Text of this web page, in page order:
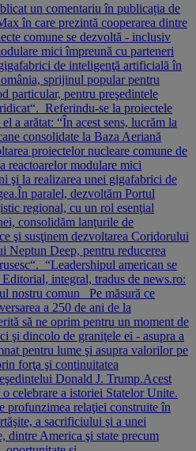
un comentariu în publicația de
în care prezintă cooperarea dintre
comune se dezvoltă - inclusiv
mici împreună cu parteneri
de inteligenţă artificială în
sprijinul popular pentru
particular, pentru preşedintele
Referindu-se la proiectele
a arătat: “În acest sens, lucrăm la
consolidate la Baza Aeriană
proiectelor nucleare comune de
reactoarelor modulare mici
şi la realizarea unei gigafabrici de
paralel, dezvoltăm Portul
regional, cu un rol esenţial
consolidăm lanţurile de
şi susţinem dezvoltarea Coridorului
Neptun Deep, pentru reducerea
“Leadershipul american se
integral, tradus de news.ro:
nostru comun Pe măsură ce
a 250 de ani de la
să ne oprim pentru un moment de
şi dincolo de graniţele ei - asupra a
pentru lume şi asupra valorilor pe
forţa şi continuitatea
Donald J. Trump.Acest
celebrare a istoriei Statelor Unite.
profunzimea relaţiei construite în
a sacrificiului şi a unei
dintre America şi state precum